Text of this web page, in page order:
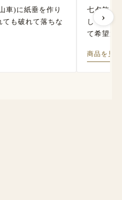
車)に紙垂を作り
ても破れて落ちな
七夕飾り
してたど
て希望通
商品を見る
›